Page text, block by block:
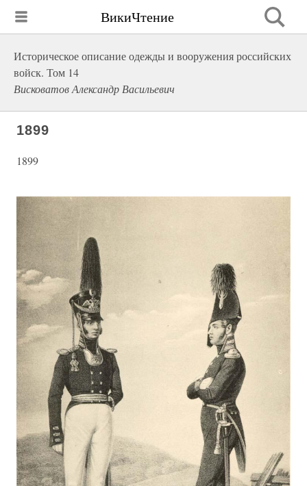
ВикиЧтение
Историческое описание одежды и вооружения российских
войск. Том 14
Висковатов Александр Васильевич
1899
1899